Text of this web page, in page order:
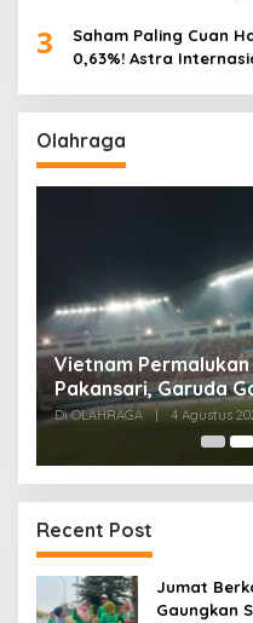
3
Saham Paling Cuan
0,63%! Astra
Olahraga
Vietnam
Pakansari, Garuda
Kandang
Di OLAHRAGA | 4 Agustus
Recent Post
Jumat
Gaungkan